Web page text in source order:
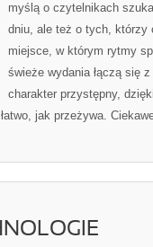
myślą o czytelnikach
dniu, ale też o tych, którzy
miejsce, w którym rytmy
świeże wydania łączą się
charakter przystępny,
jak przeżywa.